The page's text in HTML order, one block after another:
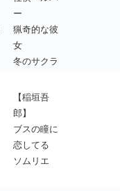
ー
猟奇的な彼
女
冬のサクラ
【稲垣吾
郎】
ブスの瞳に
恋してる
ソムリエ